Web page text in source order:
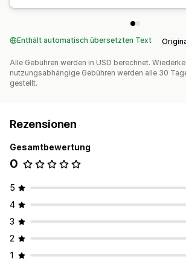
Enthält automatisch übersetzten Text
Alle Gebühren werden in USD berechnet.
nutzungsabhängige Gebühren werden alle 30
gestellt.
Rezensionen
Gesamtbewertung
0
5
4
3
2
1